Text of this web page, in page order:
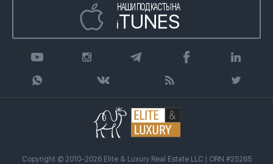
НАШИ ПОДКАСТЫ НА
iTUNES
Copyright © 2010-2026 Elite & Luxury Real Estate LLC | ORN #25265